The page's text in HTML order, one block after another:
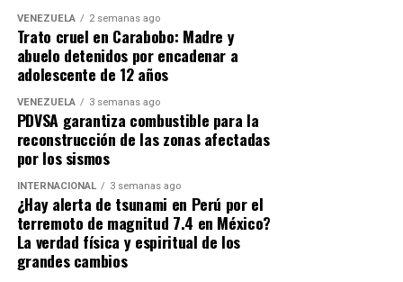
Con esta decisión, Teherán consolida su bloque
defensivo y demuestra que las represalias e incidentes
de seguridad no alterarán sus compromisos geopolíticos
con el Kremlin. La atención internacional se centra
ahora en las acciones conjuntas que ambos países
desplegarán tras las conversaciones diplomáticas y
militares en curso.
VENEZUELA 2 semanas ago
Trato cruel en Carabobo: Madre y
abuelo detenidos por encadenar a
adolescente de 12 años
VENEZUELA 3 semanas ago
PDVSA garantiza combustible para la
reconstrucción de las zonas afectadas
por los sismos
INTERNACIONAL 3 semanas ago
¿Hay alerta de tsunami en Perú por el
terremoto de magnitud 7.4 en México?
La verdad física y espiritual de los
grandes cambios